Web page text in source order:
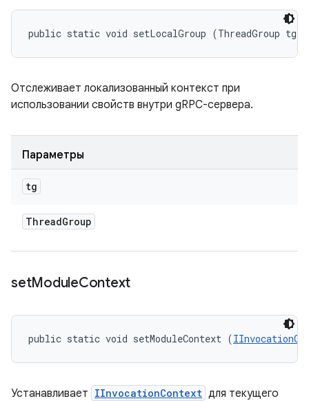
public static void setLocalGroup (ThreadGroup tg)
Отслеживает локализованный контекст при
использовании свойств внутри gRPC-сервера.
Параметры
tg
ThreadGroup
setModuleContext
public static void setModuleContext (
Устанавливает IInvocationContext для текущего